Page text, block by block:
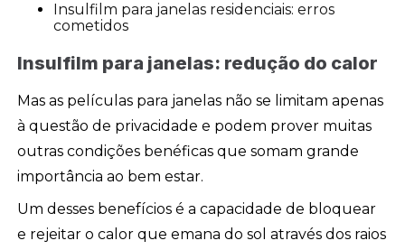
Insulfilm para janelas residenciais: erros
cometidos
Insulfilm para janelas: redução do calor
Mas as películas para janelas não se limitam apenas
à questão de privacidade e podem prover muitas
outras condições benéficas que somam grande
importância ao bem estar.
Um desses benefícios é a capacidade de bloquear
e rejeitar o calor que emana do sol através dos raios